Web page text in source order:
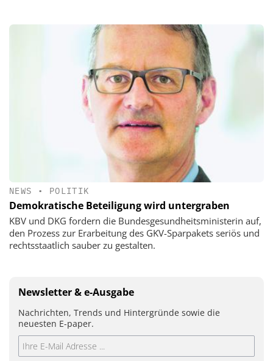
NEWS • POLITIK
Demokratische Beteiligung wird untergraben
KBV und DKG fordern die Bundesgesundheitsministerin auf,
den Prozess zur Erarbeitung des GKV-Sparpakets seriös und
rechtsstaatlich sauber zu gestalten.
Newsletter & e-Ausgabe
Nachrichten, Trends und Hintergründe sowie die
neuesten E-paper.